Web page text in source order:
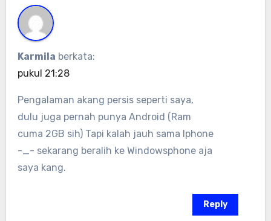
Karmila berkata:
pukul 21:28
Pengalaman akang persis seperti saya,
dulu juga pernah punya Android (Ram
cuma 2GB sih) Tapi kalah jauh sama Iphone
-_- sekarang beralih ke Windowsphone aja
saya kang.
Reply